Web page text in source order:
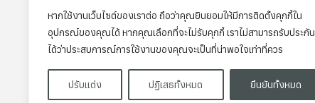
หากใช้งานเว็บไซต์ของเราต่อ ถือว่าคุณยินยอมให้มีการติดตั้งคุกกี้ใน
อุปกรณ์ของคุณได้ หากคุณเลือกที่จะไม่รับคุกกี้ เราไม่สามารถรับประกัน
ได้ว่าประสบการณ์การใช้งานของคุณจะเป็นที่น่าพอใจเท่าที่ควร
ปรับแต่ง ปฏิเสธทั้งหมด ยืนยันทั้งหมด